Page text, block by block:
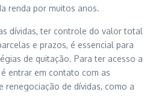
renda por muitos anos.
dívidas, ter controle do valor total
e prazos, é essencial para
de quitação. Para ter acesso a
entrar em contato com as
renegociação de dívidas, como a